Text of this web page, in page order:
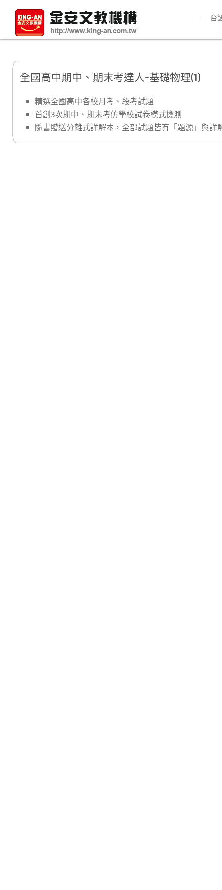
台
全國高中期中、期末考達人-基礎物理(1)
精選全國高中各校月考、段考試題
首創3次期中、期末考仿學校試卷模式檢測
隨書贈送分離式詳解本，全部試題皆有「題源」與詳